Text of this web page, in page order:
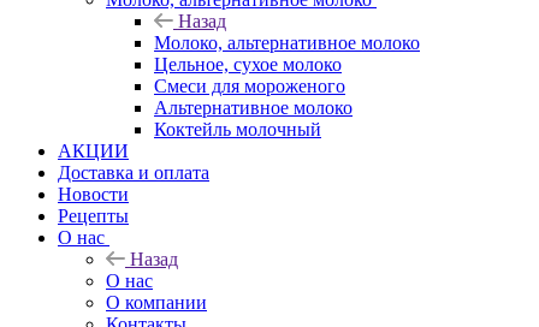
Назад
Молоко, альтернативное молоко
Цельное, сухое молоко
Смеси для мороженого
Альтернативное молоко
Коктейль молочный
АКЦИИ
Доставка и оплата
Новости
Рецепты
О нас
Назад
О нас
О компании